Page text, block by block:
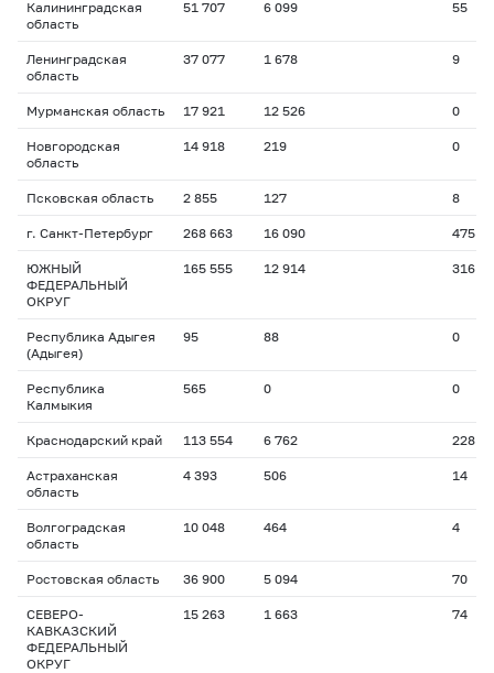
Калининградская
область
51 707 6 099 55
Ленинградская
область
37 077 1 678 9
Мурманская область 17 921 12 526 0
Новгородская
область
14 918 219 0
Псковская область 2 855 127 8
г. Санкт-Петербург 268 663 16 090 475
ЮЖНЫЙ
ФЕДЕРАЛЬНЫЙ
ОКРУГ
165 555 12 914 316
Республика Адыгея
(Адыгея)
95 88 0
Республика
Калмыкия
565 0 0
Краснодарский край 113 554 6 762 228
Астраханская
область
4 393 506 14
Волгоградская
область
10 048 464 4
Ростовская область 36 900 5 094 70
СЕВЕРО-
КАВКАЗСКИЙ
ФЕДЕРАЛЬНЫЙ
ОКРУГ
15 263 1 663 74